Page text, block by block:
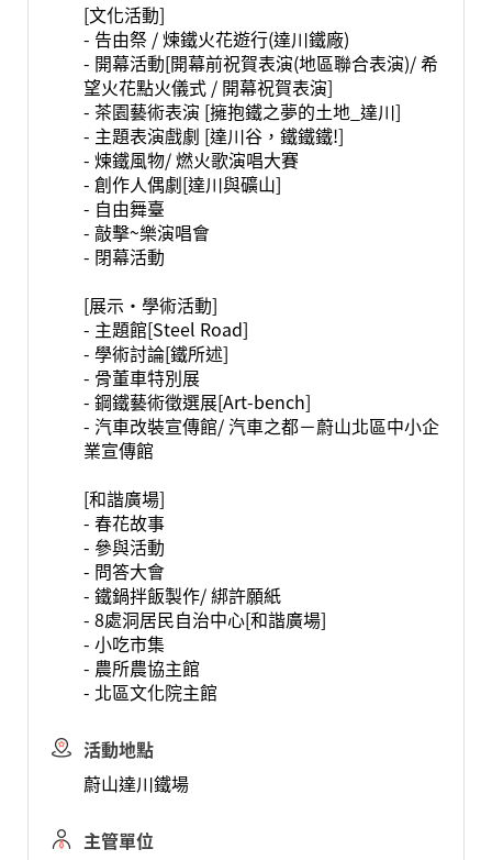
[文化活動]
- 告由祭 / 煉鐵火花遊行(達川鐵廠)
- 開幕活動[開幕前祝賀表演(地區聯合表演)/ 希
望火花點火儀式 / 開幕祝賀表演]
- 茶園藝術表演 [擁抱鐵之夢的土地_達川]
- 主題表演戲劇 [達川谷，鐵鐵鐵!]
- 煉鐵風物/ 燃火歌演唱大賽
- 創作人偶劇[達川與礦山]
- 自由舞臺
- 敲擊~樂演唱會
- 閉幕活動
[展示·學術活動]
- 主題館[Steel Road]
- 學術討論[鐵所述]
- 骨董車特別展
- 鋼鐵藝術徵選展[Art-bench]
- 汽車改裝宣傳館/ 汽車之都－蔚山北區中小企
業宣傳館
[和諧廣場]
- 春花故事
- 參與活動
- 問答大會
- 鐵鍋拌飯製作/ 綁許願紙
- 8處洞居民自治中心[和諧廣場]
- 小吃市集
- 農所農協主館
- 北區文化院主館
活動地點
蔚山達川鐵場
主管單位